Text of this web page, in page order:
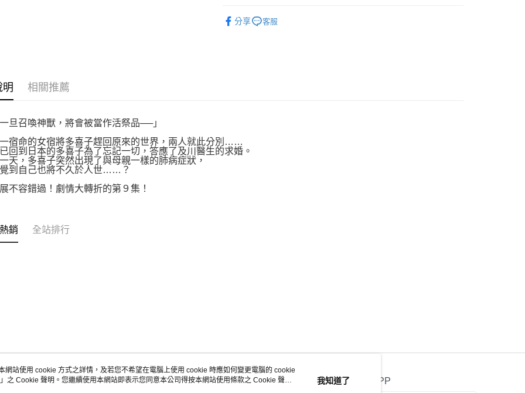
２．關於個人資料處理事宜，請瀏覽以下網址：
https://aftee.tw/terms/#terms3
付款後7-11取貨
分享
客服
明 相關推薦
一旦召喚神獸，將會被當作活祭品──」
宿命的女宿將多喜子趕回原來的世界，兩人就此分別……
回到日本的多喜子為了忘記一切，答應了及川醫生的求婚。
天，多喜子突然出現了與母親一樣的肺病症狀，
到自己也將不久於人世……？
不容錯過！劇情大轉折的第９集！
銷 全站排行
關於我們 客服資訊 官方APP
網站使用 cookie 方式之詳情，及若您不希望在電腦上使用 cookie 時應如何變更電腦的 cookie
」之 Cookie 聲明。您繼續使用本網站即表示您同意本公司得按本網站使用條款之 Cookie 聲明
我知道了